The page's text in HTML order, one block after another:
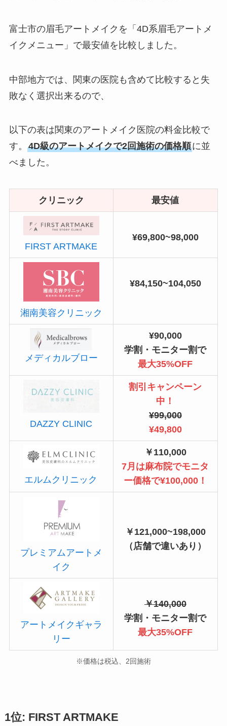
富士市の眉毛アートメイクを「4D系眉毛アートメ
イクメニュー」で最安値を比較しました。
中部地方では、関東の医院も含めて比較すると失
敗なく選択出来るので、
以下の表は関東のアートメイク医院の料金比較で
す。 4D級のアートメイクで2回施術の価格順に並
べました。
クリニック 最安値
FIRST ARTMAKE
¥69,800~98,000
湘南美容クリニック
¥84,150~104,050
メディカルブロー
¥90,000
学割・モニター割で
最大35%OFF
DAZZY CLINIC
割引キャンペーン
中！
¥99,000
¥49,800
エルムクリニック
￥110,000
7月は麻布院でモニタ
ー価格で¥100,000！
プレミアムアートメ
イク
￥121,000~198,000
（店舗で違いあり）
アートメイクギャラ
リー
￥140,000
学割・モニター割で
最大35%OFF
※価格は税込、2回施術
1位: FIRST ARTMAKE